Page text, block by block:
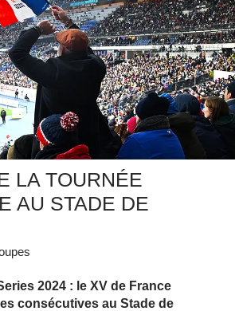
LA TOURNÉE
AU STADE DE
2024 : le XV de France
consécutives au Stade de